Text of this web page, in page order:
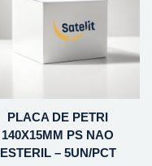
PLACA DE PETRI
140X15MM PS NAO
ESTERIL – 5UN/PCT